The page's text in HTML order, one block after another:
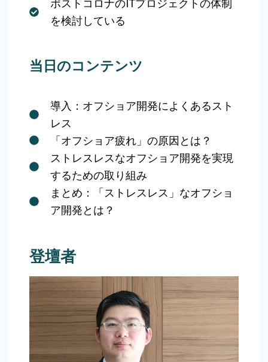
ポストコロナのITプロジェクトの体制
を検討している
当日のコンテンツ
導入：オフショア開発によくあるスト
レス
「オフショア疲れ」の原因とは？
ストレスレスなオフショア開発を実現
するための取り組み
まとめ：「ストレスレス」なオフショ
ア開発とは？
登壇者